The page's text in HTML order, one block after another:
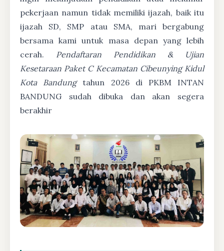
pekerjaan namun tidak memiliki ijazah, baik itu
ijazah SD, SMP atau SMA, mari bergabung
bersama kami untuk masa depan yang lebih
cerah. Pendaftaran Pendidikan & Ujian
Kesetaraan Paket C Kecamatan Cibeunying Kidul
Kota Bandungtahun 2026 di PKBM INTAN
BANDUNG sudah dibuka dan akan segera
berakhir